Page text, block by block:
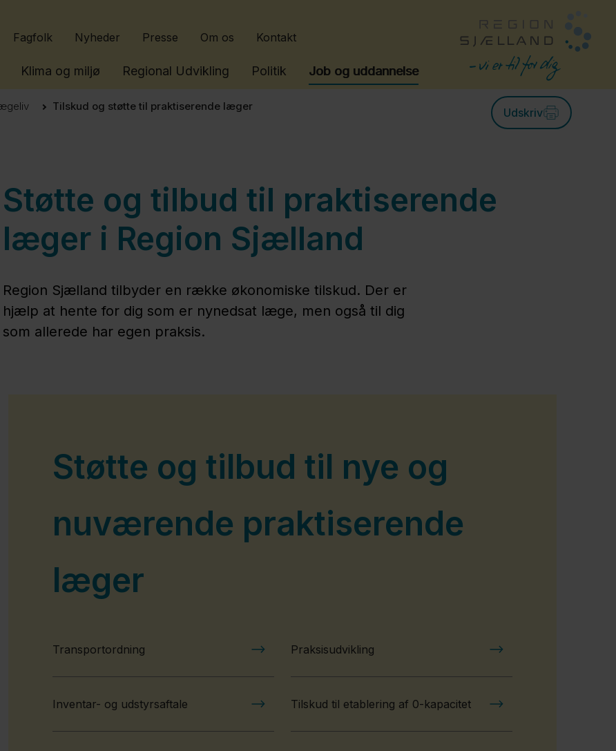
Fagfolk Nyheder Presse Om os Kontakt
Klima og miljø Regional Udvikling Politik Job og uddannelse
Tilskud og støtte til praktiserende læger Udskriv
Støtte og tilbud til praktiserende
læger i Region Sjælland
Region Sjælland tilbyder en række økonomiske tilskud. Der er
hjælp at hente for dig som er nynedsat læge, men også til dig
som allerede har egen praksis.
Støtte og tilbud til nye og
nuværende praktiserende
læger
Transportordning Praksisudvikling
Inventar- og udstyrsaftale Tilskud til etablering af 0-kapacitet